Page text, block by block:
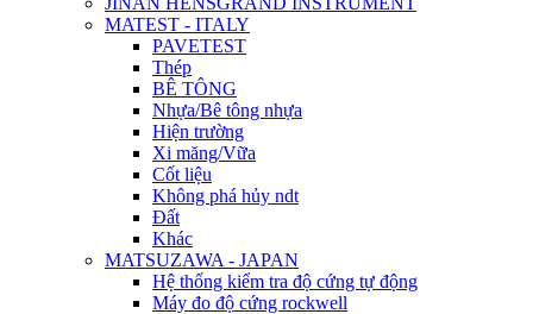
MATEST - ITALY
PAVETEST
Thép
BÊ TÔNG
Nhựa/Bê tông nhựa
Hiện trường
Xi măng/Vữa
Cốt liệu
Không phá hủy ndt
Đất
Khác
MATSUZAWA - JAPAN
Hệ thống kiểm tra độ cứng tự động
Máy đo độ cứng rockwell